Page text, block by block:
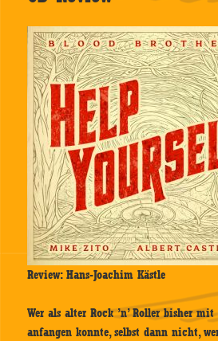
Review: Hans-Joachim Kästle
Wer als alter Rock ’n’ Roller bisher
anfangen konnte, selbst dann nicht,